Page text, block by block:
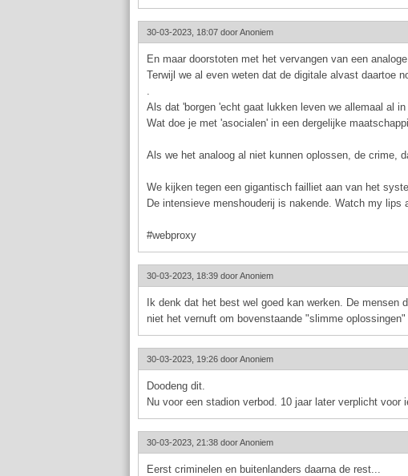
30-03-2023, 18:07 doorAnoniem
En maar doorstoten met het vervangen van een
Terwijl we al even weten dat de digitale alvast daartoe
.
Als dat 'borgen 'echt gaat lukken leven we allemaal al
Wat doe je met 'asocialen' in een dergelijke
Als we het analoog al niet kunnen oplossen, de crime,
We kijken tegen een gigantisch failliet aan van het
De intensieve menshouderij is nakende. Watch my lips
#webproxy
30-03-2023, 18:39 doorAnoniem
Ik denk dat het best wel goed kan werken. De mensen
niet het vernuft om bovenstaande "slimme
30-03-2023, 19:26 doorAnoniem
Doodeng dit.
Nu voor een stadion verbod. 10 jaar later verplicht voor
30-03-2023, 21:38 doorAnoniem
Eerst criminelen en buitenlanders daarna de rest...